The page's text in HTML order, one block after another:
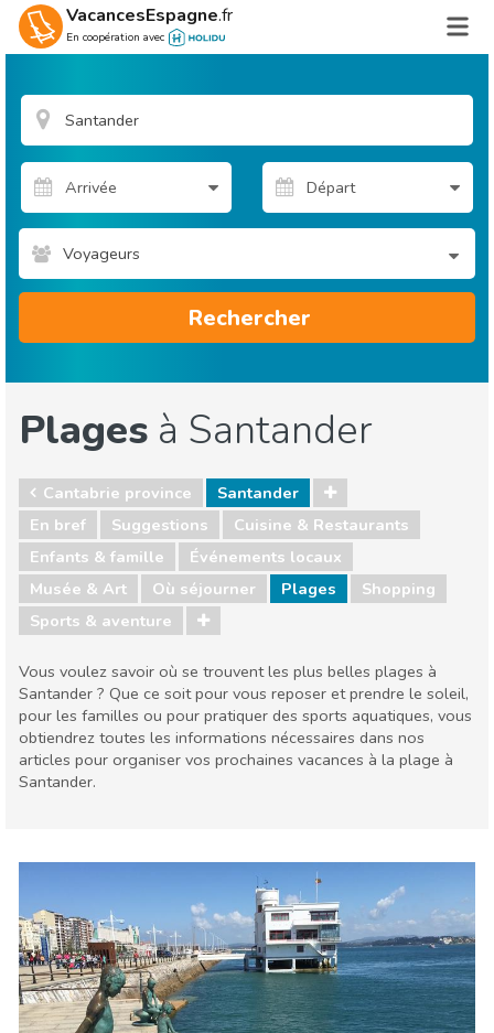
VacancesEspagne.fr
En coopération avec
Voyageurs
Rechercher
Plages à Santander
Cantabrie province
Santander
En bref
Suggestions
Cuisine & Restaurants
Enfants & famille
Événements locaux
Musée & Art
Où séjourner Plages
Shopping
Sports & aventure
Vous voulez savoir où se trouvent les plus belles plages à
Santander ? Que ce soit pour vous reposer et prendre le soleil,
pour les familles ou pour pratiquer des sports aquatiques, vous
obtiendrez toutes les informations nécessaires dans nos
articles pour organiser vos prochaines vacances à la plage à
Santander.
Enfants & famille
Événements locaux
Musée & Art
Où séjourner
Plages
Shopping Sports & aventure